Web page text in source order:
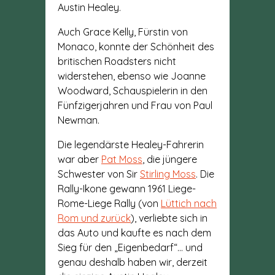
Austin Healey.
Auch Grace Kelly, Fürstin von
Monaco, konnte der Schönheit des
britischen Roadsters nicht
widerstehen, ebenso wie Joanne
Woodward, Schauspielerin in den
Fünfzigerjahren und Frau von Paul
Newman.
Die legendärste Healey-Fahrerin
war aber Pat Moss , die jüngere
Schwester von Sir Stirling Moss. Die
Rally-Ikone gewann 1961 Liege-
Rome-Liege Rally (von Lüttich nach
Rom und zurück), verliebte sich in
das Auto und kaufte es nach dem
Sieg für den „Eigenbedarf“... und
genau deshalb haben wir, derzeit